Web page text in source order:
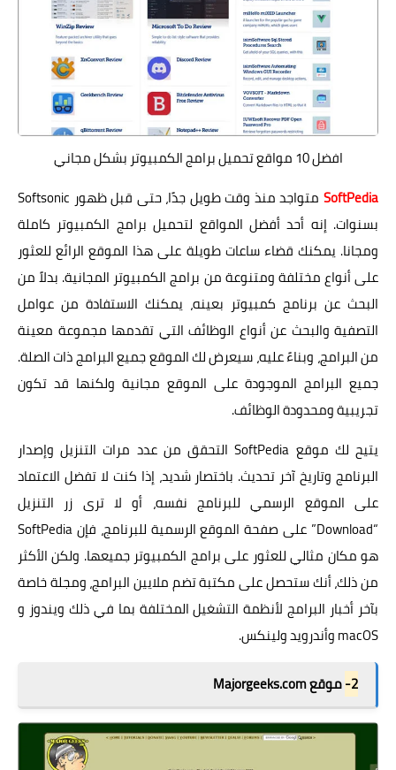
افضل 10 مواقع تحميل برامج الكمبيوتر بشكل مجاني
SoftPedia
متواجد منذ وقت طويل جدًا، حتى قبل ظهور Softsonic
بسنوات. إنه أحد أفضل المواقع لتحميل برامج الكمبيوتر كاملة
ومجانا. يمكنك قضاء ساعات طويلة على هذا الموقع الرائع للعثور
على أنواع مختلفة ومتنوعة من برامج الكمبيوتر المجانية. بدلاً من
البحث عن برنامج كمبيوتر بعينه، يمكنك الاستفادة من عوامل
التصفية والبحث عن أنواع الوظائف التي تقدمها مجموعة معينة
من البرامج، وبناءً عليه، سيعرض لك الموقع جميع البرامج ذات الصلة.
جميع البرامج الموجودة على الموقع مجانية ولكنها قد تكون
تجريبية ومحدودة الوظائف.
يتيح لك موقع SoftPedia التحقق من عدد مرات التنزيل وإصدار
البرنامج وتاريخ آخر تحديث. باختصار شديد، إذا كنت لا تفضل الاعتماد
على الموقع الرسمي للبرنامج نفسه، أو لا ترى زر التنزيل
“Download” على صفحة الموقع الرسمية للبرنامج، فإن SoftPedia
هو مكان مثالي للعثور على برامج الكمبيوتر جميعها. ولكن الأكثر
من ذلك، أنك ستحصل على مكتبة تضم ملايين البرامج، ومجلة خاصة
بآخر أخبار البرامج لأنظمة التشغيل المختلفة بما في ذلك ويندوز و
macOS وأندرويد ولينكس.
2- موقع Majorgeeks.com